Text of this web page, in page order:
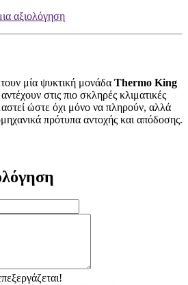
αξιολόγηση
μία ψυκτική μονάδα Thermo King
στις πιο σκληρές κλιματικές
ώστε όχι μόνο να πληρούν, αλλά
πρότυπα αντοχής και απόδοσης.